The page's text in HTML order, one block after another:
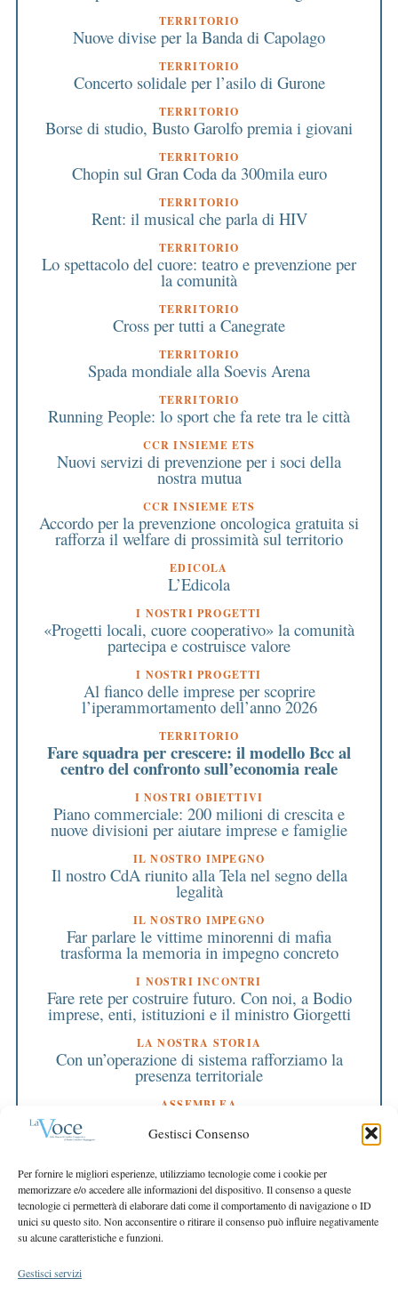
Gestisci Consenso
Per fornire le migliori esperienze, utilizziamo tecnologie come i cookie per
memorizzare e/o accedere alle informazioni del dispositivo. Il consenso a queste
tecnologie ci permetterà di elaborare dati come il comportamento di navigazione o ID
unici su questo sito. Non acconsentire o ritirare il consenso può influire negativamente
su alcune caratteristiche e funzioni.
Gestisci servizi
TERRITORIO
Nuove divise per la Banda di Capolago
TERRITORIO
Concerto solidale per l’asilo di Gurone
TERRITORIO
Borse di studio, Busto Garolfo premia i giovani
TERRITORIO
Chopin sul Gran Coda da 300mila euro
TERRITORIO
Rent: il musical che parla di HIV
TERRITORIO
Lo spettacolo del cuore: teatro e prevenzione per
la comunità
TERRITORIO
Cross per tutti a Canegrate
TERRITORIO
Spada mondiale alla Soevis Arena
TERRITORIO
Running People: lo sport che fa rete tra le città
CCR INSIEME ETS
Nuovi servizi di prevenzione per i soci della
nostra mutua
CCR INSIEME ETS
Accordo per la prevenzione oncologica gratuita si
rafforza il welfare di prossimità sul territorio
EDICOLA
L’Edicola
I NOSTRI PROGETTI
«Progetti locali, cuore cooperativo» la comunità
partecipa e costruisce valore
I NOSTRI PROGETTI
Al fianco delle imprese per scoprire
l’iperammortamento dell’anno 2026
TERRITORIO
Fare squadra per crescere: il modello Bcc al
centro del confronto sull’economia reale
I NOSTRI OBIETTIVI
Piano commerciale: 200 milioni di crescita e
nuove divisioni per aiutare imprese e famiglie
IL NOSTRO IMPEGNO
Il nostro CdA riunito alla Tela nel segno della
legalità
IL NOSTRO IMPEGNO
Far parlare le vittime minorenni di mafia
trasforma la memoria in impegno concreto
I NOSTRI INCONTRI
Fare rete per costruire futuro. Con noi, a Bodio
imprese, enti, istituzioni e il ministro Giorgetti
LA NOSTRA STORIA
Con un’operazione di sistema rafforziamo la
presenza territoriale
ASSEMBLEA
L’assemblea dei soci: il momento che dà forma
alla nostra cooperativa
Numeri solidi, sguardo avanti
EDITORIALE PRESIDENTE
La forza della fiducia